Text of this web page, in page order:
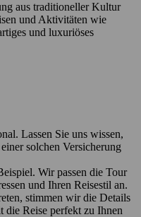
aus traditioneller Kultur
und Aktivitäten wie
und luxuriöses
Lassen Sie uns wissen,
solchen Versicherung
Wir passen die Tour
und Ihren Reisestil an.
stimmen wir die Details
die Reise perfekt zu Ihnen